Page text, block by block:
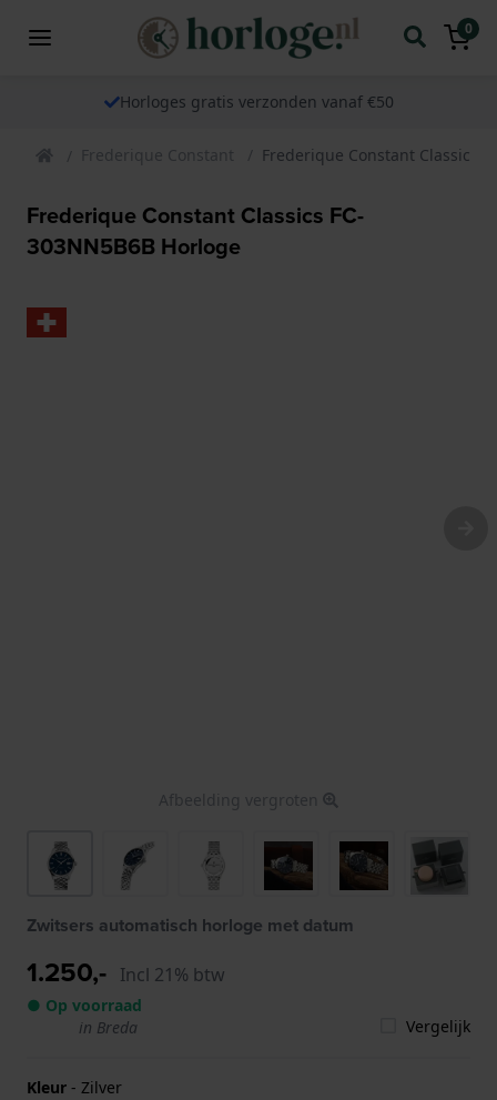
0
Horloges gratis verzonden vanaf €50
Frederique Constant Frederique Constant Classics
Frederique Constant Classics FC-
303NN5B6B Horloge
Afbeelding vergroten
Zwitsers automatisch horloge met datum
1.250,- Incl 21% btw
● Op voorraad
in Breda
Vergelijk
Kleur - Zilver